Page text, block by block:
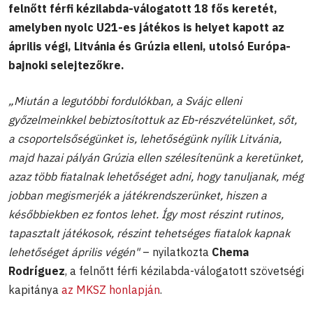
felnőtt férfi kézilabda-válogatott 18 fős keretét,
amelyben nyolc U21-es játékos is helyet kapott az
április végi, Litvánia és Grúzia elleni, utolsó Európa-
bajnoki selejtezőkre.
„Miután a legutóbbi fordulókban, a Svájc elleni
győzelmeinkkel bebiztosítottuk az Eb-részvételünket, sőt,
a csoportelsőségünket is, lehetőségünk nyílik Litvánia,
majd hazai pályán Grúzia ellen szélesítenünk a keretünket,
azaz több fiatalnak lehetőséget adni, hogy tanuljanak, még
jobban megismerjék a játékrendszerünket, hiszen a
későbbiekben ez fontos lehet. Így most részint rutinos,
tapasztalt játékosok, részint tehetséges fiatalok kapnak
lehetőséget április végén"– nyilatkozta Chema
Rodríguez, a felnőtt férfi kézilabda-válogatott szövetségi
kapitánya az MKSZ honlapján.